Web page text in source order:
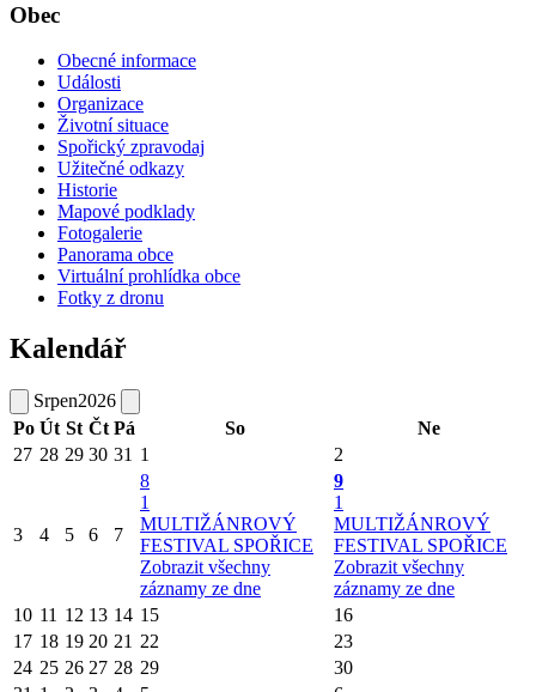
Obec
Obecné informace
Události
Organizace
Životní situace
Spořický zpravodaj
Užitečné odkazy
Historie
Mapové podklady
Fotogalerie
Panorama obce
Virtuální prohlídka obce
Fotky z dronu
Kalendář
Srpen2026
Po Út St Čt Pá So
Ne
27 28 29 30 31 1 2
3 4 5 6 7
8
1
MULTIŽÁNROVÝ
FESTIVAL SPOŘICE
Zobrazit všechny
záznamy ze dne
9
1
MULTIŽÁNROVÝ
FESTIVAL SPOŘICE
Zobrazit všechny
záznamy ze dne
10 11 12 13 14 15
16
17 18 19 20 21 22
23
24 25 26 27 28 29
30